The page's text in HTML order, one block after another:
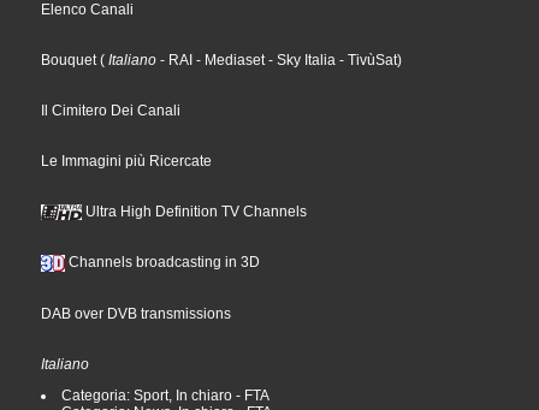
Elenco Canali
Bouquet( Italiano - RAI - Mediaset- Sky Italia - TivùSat)
Il Cimitero Dei Canali
Le Immagini più Ricercate
Ultra High Definition TV Channels
Channels broadcasting in 3D
DAB over DVB transmissions
Italiano
Categoria: Sport, In chiaro - FTA